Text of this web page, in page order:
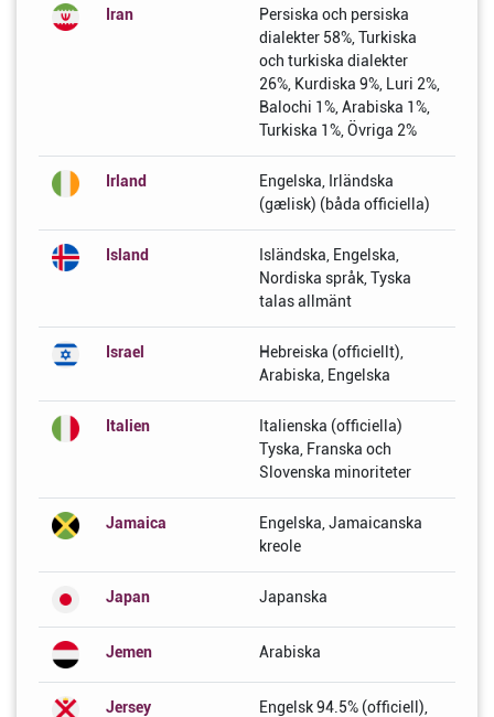
Iran
Persiska och persiska
dialekter 58%, Turkiska
och turkiska dialekter
26%, Kurdiska 9%, Luri 2%,
Balochi 1%, Arabiska 1%,
Turkiska 1%, Övriga 2%
Irland
Engelska, Irländska
(gælisk) (båda officiella)
Island
Isländska, Engelska,
Nordiska språk, Tyska
talas allmänt
Israel
Hebreiska (officiellt),
Arabiska, Engelska
Italien
Italienska (officiella)
Tyska, Franska och
Slovenska minoriteter
Jamaica
Engelska, Jamaicanska
kreole
Japan Japanska
Jemen Arabiska
Jersey
Engelsk 94.5% (officiell),